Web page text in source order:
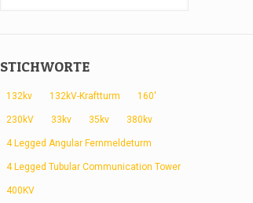
STICHWORTE
132kv 132kV-Kraftturm 160'
230kV 33kv 35kv 380kv
4 Legged Angular Fernmeldeturm
4 Legged Tubular Communication Tower
400KV